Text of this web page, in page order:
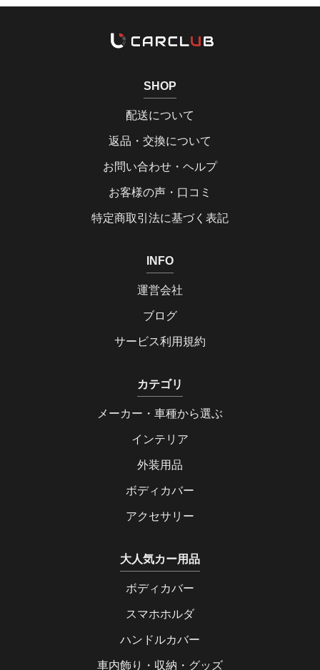
SHOP
配送について
返品・交換について
お問い合わせ・ヘルプ
お客様の声・口コミ
特定商取引法に基づく表記
INFO
運営会社
ブログ
サービス利用規約
カテゴリ
メーカー・車種から選ぶ
インテリア
外装用品
ボディカバー
アクセサリー
大人気カー用品
ボディカバー
スマホホルダ
ハンドルカバー
車内飾り・収納・グッズ